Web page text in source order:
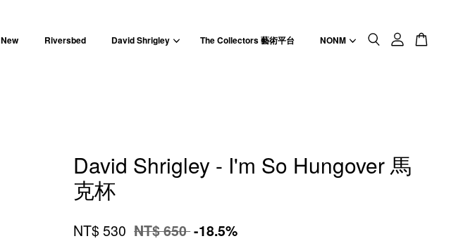
New Riversbed David Shrigley The Collectors 藝術平台 NONM
David Shrigley - I'm So Hungover 馬
克杯
NT$ 530 NT$ 650-18.5%